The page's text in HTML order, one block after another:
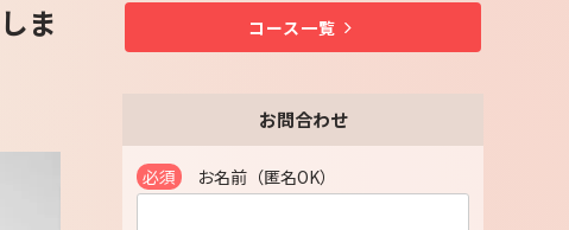
ま
コース一覧
お問合わせ
必須 お名前（匿名OK）